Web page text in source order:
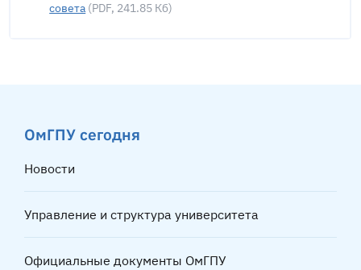
совета (PDF, 241.85 Кб)
ОмГПУ сегодня
Новости
Управление и структура университета
Официальные документы ОмГПУ